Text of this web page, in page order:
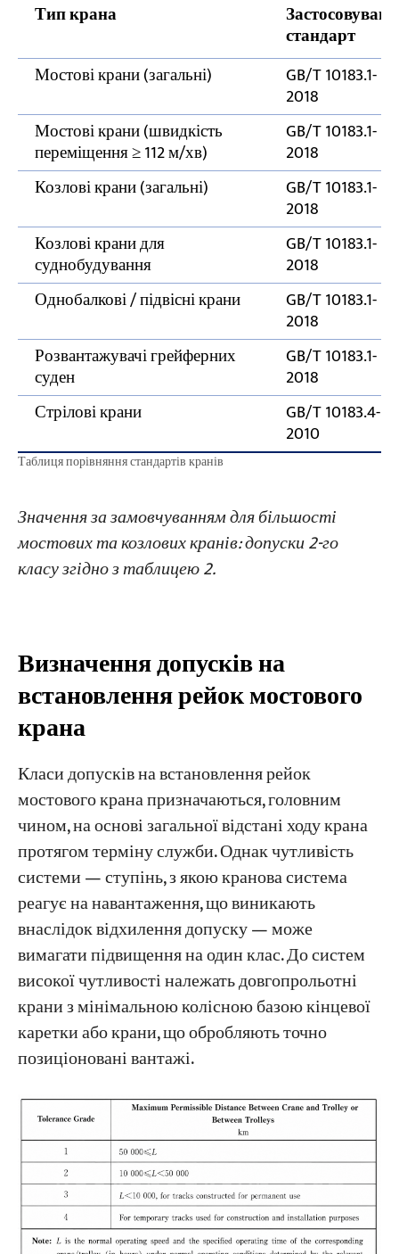
Рекомендований робочий процес перевірки
Наслідки станів поза межами толерантності
Тип крана
стандарт
Мостові крани (загальні)
GB/T 10183.1-
2018
Мостові крани (швидкість
переміщення ≥ 112 м/хв)
GB/T 10183.1-
2018
Козлові крани (загальні)
GB/T 10183.1-
2018
Козлові крани для
суднобудування
GB/T 10183.1-
2018
Однобалкові / підвісні крани
GB/T 10183.1-
2018
Розвантажувачі грейферних
суден
GB/T 10183.1-
2018
Стрілові крани
GB/T 10183.4-
2010
Таблиця порівняння стандартів кранів
Значення за замовчуванням для більшості
мостових та козлових кранів: допуски 2-го
класу згідно з таблицею 2.
Визначення допусків на
встановлення рейок мостового
крана
Класи допусків на встановлення рейок
мостового крана призначаються, головним
чином, на основі загальної відстані ходу крана
протягом терміну служби. Однак чутливість
системи — ступінь, з якою кранова система
реагує на навантаження, що виникають
внаслідок відхилення допуску — може
вимагати підвищення на один клас. До систем
високої чутливості належать довгопрольотні
крани з мінімальною колісною базою кінцевої
каретки або крани, що обробляють точно
позиціоновані вантажі.